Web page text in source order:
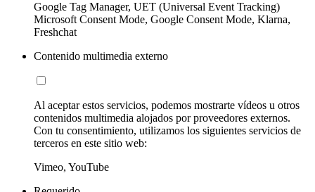
Google Tag Manager, UET (Universal Event Tracking)
Microsoft Consent Mode, Google Consent Mode, Klarna,
Freshchat
Contenido multimedia externo
Al aceptar estos servicios, podemos mostrarte vídeos u otros
contenidos multimedia alojados por proveedores externos.
Con tu consentimiento, utilizamos los siguientes servicios de
terceros en este sitio web:
Vimeo, YouTube